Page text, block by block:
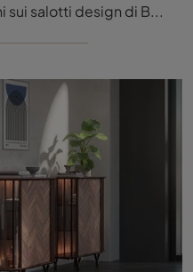
Clicca e ottieni informazioni sui salotti design di Bonaldo! Vari modelli di divani, come Brik, ti attendono.